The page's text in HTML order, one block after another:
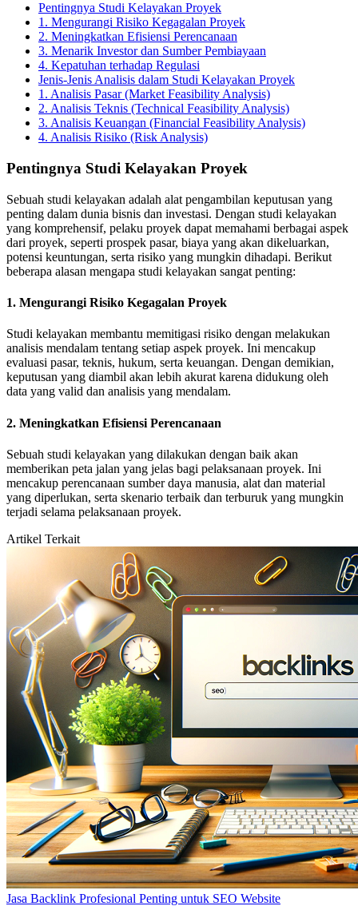
Pentingnya Studi Kelayakan Proyek
1. Mengurangi Risiko Kegagalan Proyek
2. Meningkatkan Efisiensi Perencanaan
3. Menarik Investor dan Sumber Pembiayaan
4. Kepatuhan terhadap Regulasi
Jenis-Jenis Analisis dalam Studi Kelayakan Proyek
1. Analisis Pasar (Market Feasibility Analysis)
2. Analisis Teknis (Technical Feasibility Analysis)
3. Analisis Keuangan (Financial Feasibility Analysis)
4. Analisis Risiko (Risk Analysis)
Pentingnya Studi Kelayakan Proyek
Sebuah studi kelayakan adalah alat pengambilan keputusan yang
penting dalam dunia bisnis dan investasi. Dengan studi kelayakan
yang komprehensif, pelaku proyek dapat memahami berbagai aspek
dari proyek, seperti prospek pasar, biaya yang akan dikeluarkan,
potensi keuntungan, serta risiko yang mungkin dihadapi. Berikut
beberapa alasan mengapa studi kelayakan sangat penting:
1. Mengurangi Risiko Kegagalan Proyek
Studi kelayakan membantu memitigasi risiko dengan melakukan
analisis mendalam tentang setiap aspek proyek. Ini mencakup
evaluasi pasar, teknis, hukum, serta keuangan. Dengan demikian,
keputusan yang diambil akan lebih akurat karena didukung oleh
data yang valid dan analisis yang mendalam.
2. Meningkatkan Efisiensi Perencanaan
Sebuah studi kelayakan yang dilakukan dengan baik akan
memberikan peta jalan yang jelas bagi pelaksanaan proyek. Ini
mencakup perencanaan sumber daya manusia, alat dan material
yang diperlukan, serta skenario terbaik dan terburuk yang mungkin
terjadi selama pelaksanaan proyek.
Artikel Terkait
Jasa Backlink Profesional Penting untuk SEO Website